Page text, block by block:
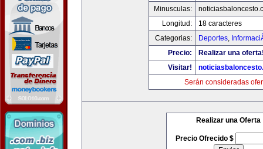
Minusculas:
Longitud:
18 caracteres
Categorias:
Deportes,
Precio:
Realizar una
Visitar!
Serán consideradas
Realizar una Oferta
Precio Ofrecido $